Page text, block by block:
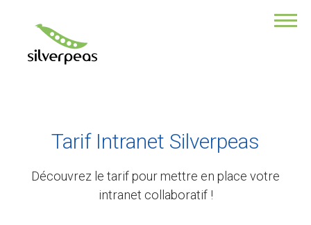
Développeur
NOTRE PRODUIT
Tarif Intranet Silverpeas
Découvrez le tarif pour mettre en place votre
intranet collaboratif !